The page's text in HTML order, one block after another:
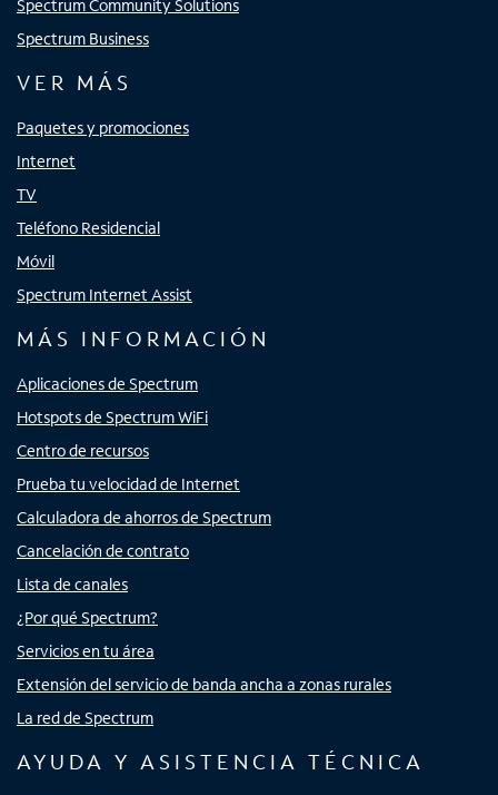
Spectrum Community Solutions
Spectrum Business
VER MÁS
Paquetes y promociones
Internet
TV
Teléfono Residencial
Móvil
Spectrum Internet Assist
MÁS INFORMACIÓN
Aplicaciones de Spectrum
Hotspots de Spectrum WiFi
Centro de recursos
Prueba tu velocidad de Internet
Calculadora de ahorros de Spectrum
Cancelación de contrato
Lista de canales
¿Por qué Spectrum?
Servicios en tu área
Extensión del servicio de banda ancha a zonas rurales
La red de Spectrum
AYUDA Y ASISTENCIA TÉCNICA